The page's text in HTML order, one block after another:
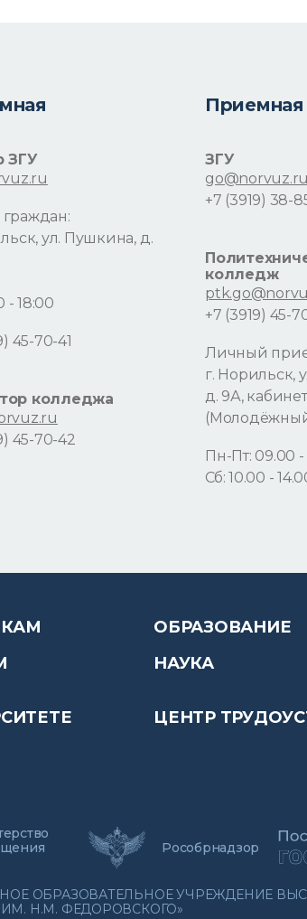
ЗГУ
ул. Пушкина, д.
- 18:00
45-70-41
колледжа
45-70-42
ЗГУ
go@norvuz.ru
+7 (3919) 38-
колледж
+7 (3919) 45-
Личный
г. Норильск,
д. 9А,
Пн-Пт: 09.00 -
Сб: 10.00 -
ОБРАЗОВАНИЕ
НАУКА
ЦЕНТР
Рособрнадзор
ОБРАЗОВАТЕЛЬНОЕ УЧРЕЖДЕНИЕ
Н.М. ФЕДОРОВСКОГО»